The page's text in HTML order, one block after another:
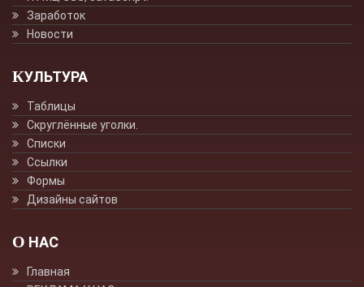
Заработок
Новости
КУЛЬТУРА
Таблицы
Скруглённые уголки.
Списки
Ссылки
Формы
Дизайны сайтов
О НАС
Главная